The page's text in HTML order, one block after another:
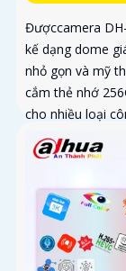
Đượccamera
kế dạng dome
nhỏ gọn và mỹ
cắm thẻ nhớ
cho nhiều loại